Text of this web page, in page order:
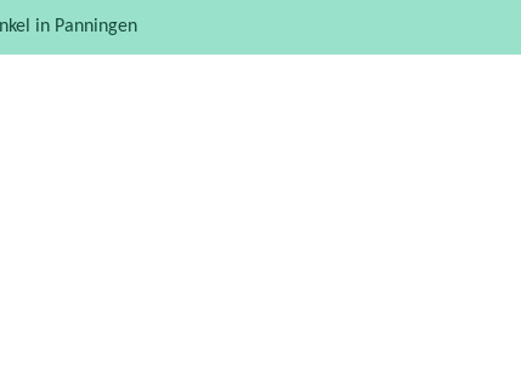
in Panningen